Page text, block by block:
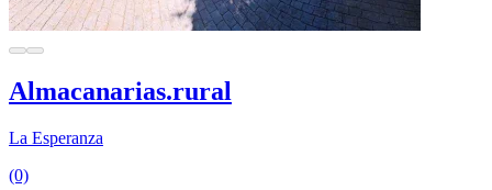
Almacanarias.rural
La Esperanza
(0)